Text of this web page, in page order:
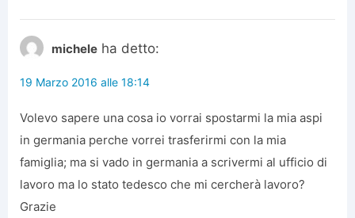
michele ha detto:
19 Marzo 2016 alle 18:14
Volevo sapere una cosa io vorrai spostarmi la mia aspi
in germania perche vorrei trasferirmi con la mia
famiglia; ma si vado in germania a scrivermi al ufficio di
lavoro ma lo stato tedesco che mi cercherà lavoro?
Grazie